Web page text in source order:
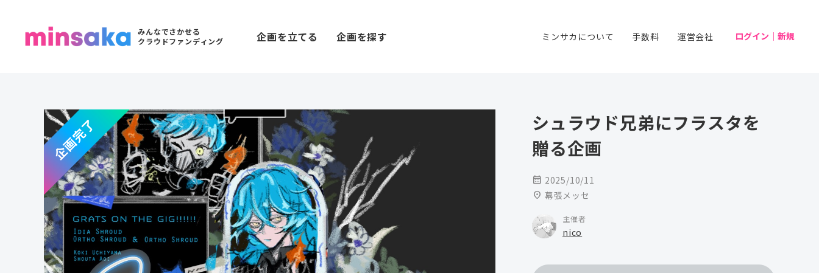
みんなでさかせる
クラウドファンディング
企画を立てる 企画を探す ミンサカについて 手数料 運営会社 ログイン｜新規
企画完了
シュラウド兄弟にフラスタを
贈る企画
calendar_month 2025/10/11
location_on 幕張メッセ
主催者
nico